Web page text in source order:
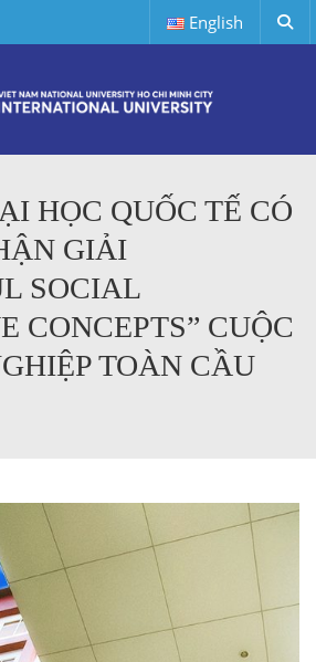
English
HỌC QUỐC TẾ CÓ
GIẢI
SOCIAL
CONCEPTS” CUỘC
TOÀN CẦU